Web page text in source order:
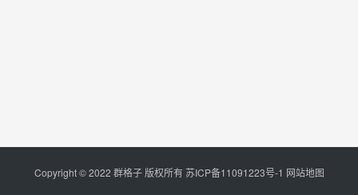
Copyright © 2022 群格子 版权所有苏ICP备11091223号-1 网站地图